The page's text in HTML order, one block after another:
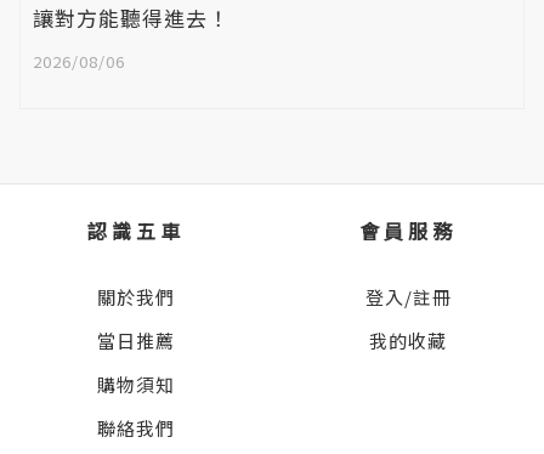
讓對方能聽得進去！
2026/08/06
認識五車
關於我們
當日推薦
購物須知
聯絡我們
會員服務
登入/註冊
我的收藏